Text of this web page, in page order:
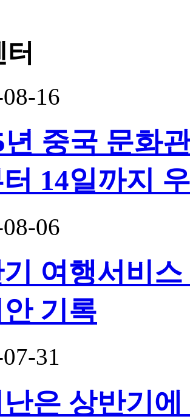
터
16
년 중국 문화
14일까지
06
여행서비스
기록
31
은 상반기에